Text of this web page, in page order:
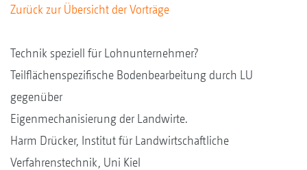
Zurück zur Übersicht der Vorträge
Technik speziell für Lohnunternehmer?
Teilflächenspezifische Bodenbearbeitung durch LU
gegenüber
Eigenmechanisierung der Landwirte.
Harm Drücker, Institut für Landwirtschaftliche
Verfahrenstechnik, Uni Kiel